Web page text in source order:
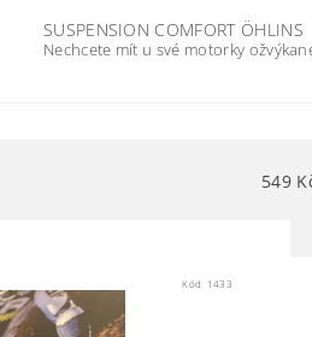
SUSPENSION COMFORT ÖHLINS
Nechcete mít u své motorky
549
Kód: 1433